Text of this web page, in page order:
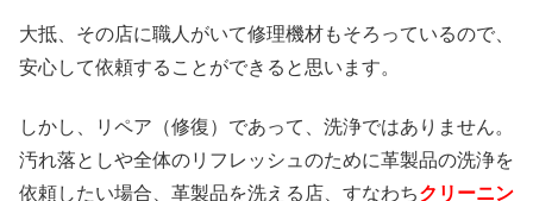
大抵、その店に職人がいて修理機材もそろっているので、
安心して依頼することができると思います。
しかし、リペア（修復）であって、洗浄ではありません。
汚れ落としや全体のリフレッシュのために革製品の洗浄を
依頼したい場合、革製品を洗える店、すなわちクリーニン